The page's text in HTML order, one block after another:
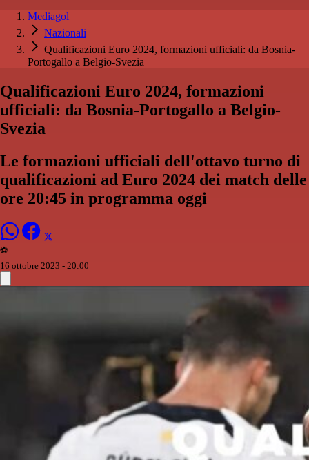
Mediagol
Nazionali
Qualificazioni Euro 2024, formazioni ufficiali: da Bosnia-
Portogallo a Belgio-Svezia
Qualificazioni Euro 2024, formazioni
ufficiali: da Bosnia-Portogallo a Belgio-
Svezia
Le formazioni ufficiali dell'ottavo turno di
qualificazioni ad Euro 2024 dei match delle
ore 20:45 in programma oggi
⚽️
16 ottobre 2023 - 20:00